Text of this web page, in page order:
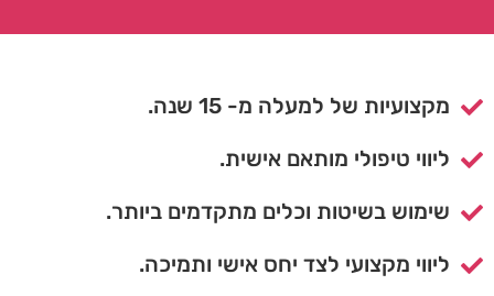
מקצועיות של למעלה מ- 15 שנה.
ליווי טיפולי מותאם אישית.
שימוש בשיטות וכלים מתקדמים ביותר.
ליווי מקצועי לצד יחס אישי ותמיכה.